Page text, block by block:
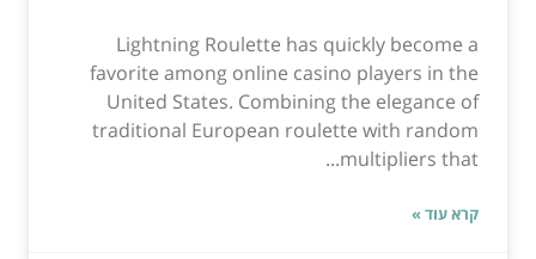
Lightning Roulette has quickly become a
favorite among online casino players in the
United States. Combining the elegance of
traditional European roulette with random
multipliers that...
קרא עוד »